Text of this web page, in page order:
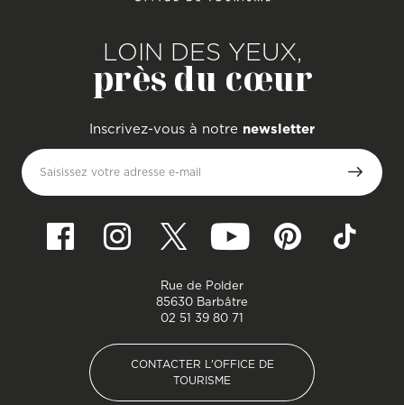
LOIN DES YEUX,
près du cœur
Inscrivez-vous à notre newsletter
Saisissez votre adresse e-mail
Rue de Polder
85630 Barbâtre
02 51 39 80 71
CONTACTER L'OFFICE DE
TOURISME